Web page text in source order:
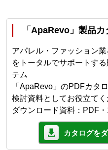
「ApaRevo」製品
アパレル・ファッション
をトータルでサポートす
テム
「ApaRevo」のPDFカタ
検討資料としてお役立てく
ダウンロード資料：PDF
カタログを